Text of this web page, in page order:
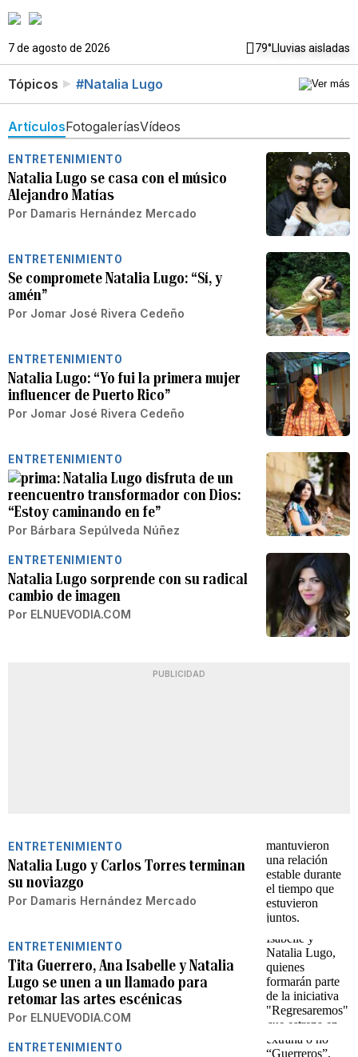
7 de agosto de 2026 79°Lluvias aisladas
Tópicos #Natalia Lugo
ArtículosFotogaleríasVídeos
ENTRETENIMIENTO
Natalia Lugo se casa con el músico
Alejandro Matías
Por Damaris Hernández Mercado
ENTRETENIMIENTO
Se compromete Natalia Lugo: “Sí, y
amén”
Por Jomar José Rivera Cedeño
ENTRETENIMIENTO
Natalia Lugo: “Yo fui la primera mujer
influencer de Puerto Rico”
Por Jomar José Rivera Cedeño
ENTRETENIMIENTO
Natalia Lugo disfruta de un
reencuentro transformador con Dios:
“Estoy caminando en fe”
Por Bárbara Sepúlveda Núñez
ENTRETENIMIENTO
Natalia Lugo sorprende con su radical
cambio de imagen
Por ELNUEVODIA.COM
PUBLICIDAD
ENTRETENIMIENTO
Natalia Lugo y Carlos Torres terminan
su noviazgo
Por Damaris Hernández Mercado
ENTRETENIMIENTO
Tita Guerrero, Ana Isabelle y Natalia
Lugo se unen a un llamado para
retomar las artes escénicas
Por ELNUEVODIA.COM
ENTRETENIMIENTO